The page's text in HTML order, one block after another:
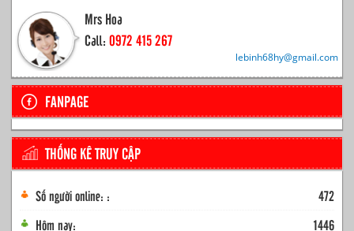
Mrs Hoa
Call: 0972 415 267
lebinh68hy@gmail.com
FANPAGE
THỐNG KÊ TRUY CẬP
Số người online: :
472
Hôm nay:
1446